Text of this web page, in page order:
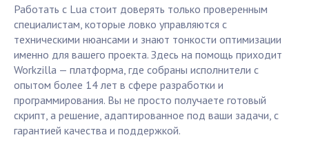
Работать с Lua стоит доверять только проверенным
специалистам, которые ловко управляются с
техническими нюансами и знают тонкости оптимизации
именно для вашего проекта. Здесь на помощь приходит
Workzilla — платформа, где собраны исполнители с
опытом более 14 лет в сфере разработки и
программирования. Вы не просто получаете готовый
скрипт, а решение, адаптированное под ваши задачи, с
гарантией качества и поддержкой.